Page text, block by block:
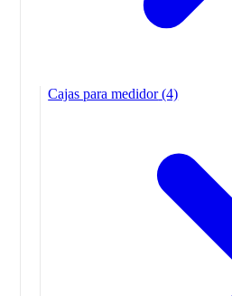
Cajas para medidor (4)